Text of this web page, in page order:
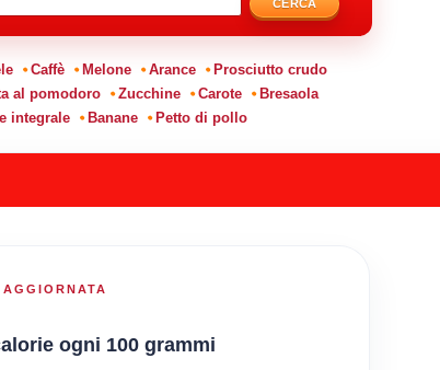
CERCA
Caffè Melone Arance
Prosciutto crudo
al pomodoro Zucchine Carote
Bresaola
integrale Banane Petto di pollo
ogni 100 grammi